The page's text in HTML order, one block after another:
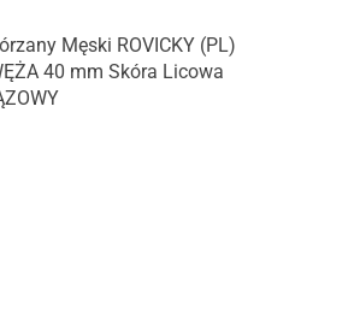
Męski ROVICKY (PL)
40 mm Skóra Licowa